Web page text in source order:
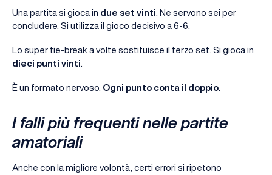
Una partita si gioca in due set vinti . Ne servono sei per
concludere. Si utilizza il gioco decisivo a 6-6.
Lo super tie-break a volte sostituisce il terzo set. Si gioca in
dieci punti vinti
È un formato nervoso. Ogni punto conta il doppio
I falli più frequenti nelle partite
amatoriali
Anche con la migliore volontà, certi errori si ripetono